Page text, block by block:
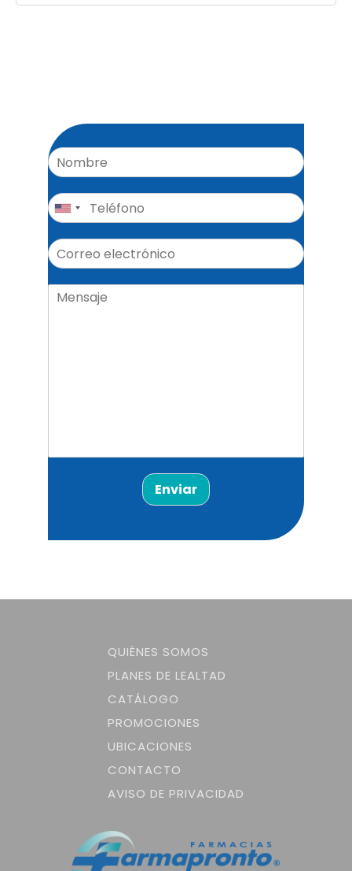
Enviar
QUIÉNES SOMOS
PLANES DE LEALTAD
CATÁLOGO
PROMOCIONES
UBICACIONES
CONTACTO
AVISO DE PRIVACIDAD